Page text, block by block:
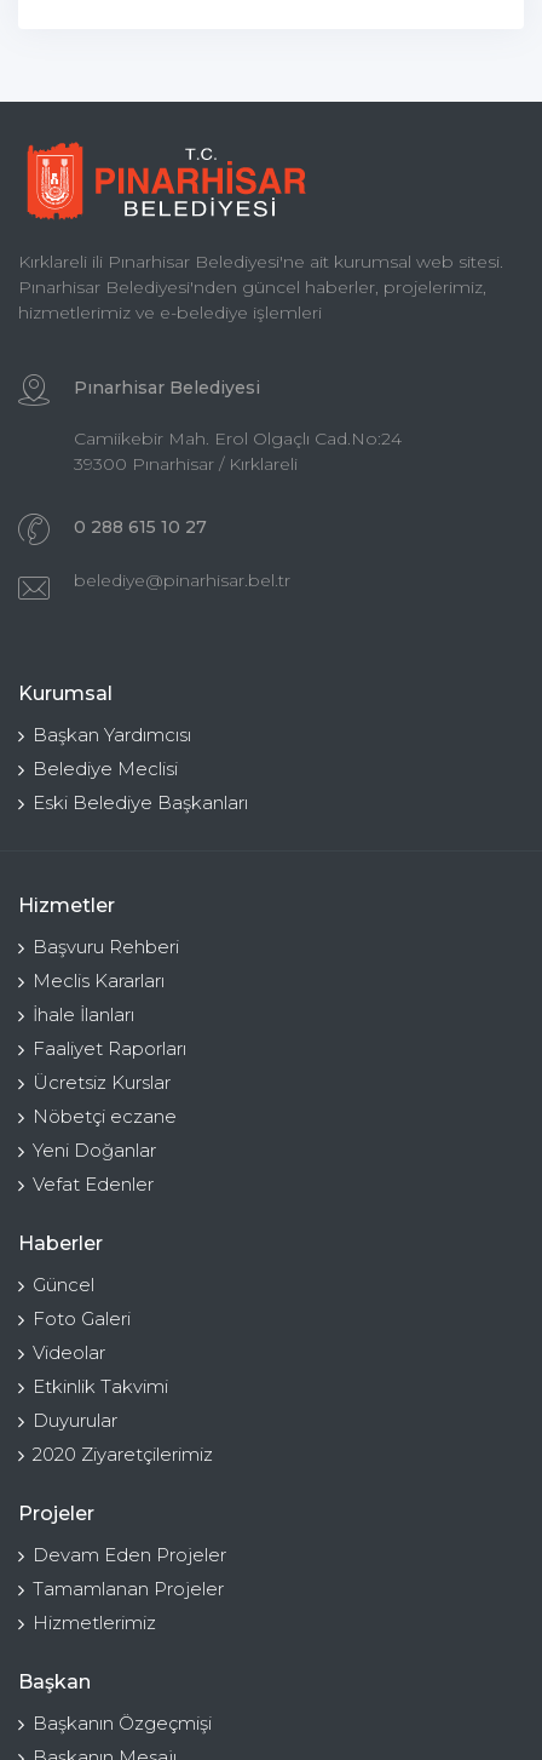
Kırklareli ili Pınarhisar Belediyesi'ne ait kurumsal web sitesi.
Pınarhisar Belediyesi'nden güncel haberler, projelerimiz,
hizmetlerimiz ve e-belediye işlemleri
Pınarhisar Belediyesi
Camiikebir Mah. Erol Olgaçlı Cad.No:24
39300 Pınarhisar / Kırklareli
0 288 615 10 27
belediye@pinarhisar.bel.tr
Kurumsal
Başkan Yardımcısı
Belediye Meclisi
Eski Belediye Başkanları
Hizmetler
Başvuru Rehberi
Meclis Kararları
İhale İlanları
Faaliyet Raporları
Ücretsiz Kurslar
Nöbetçi eczane
Yeni Doğanlar
Vefat Edenler
Haberler
Güncel
Foto Galeri
Videolar
Etkinlik Takvimi
Duyurular
2020 Ziyaretçilerimiz
Projeler
Devam Eden Projeler
Tamamlanan Projeler
Hizmetlerimiz
Başkan
Başkanın Özgeçmişi